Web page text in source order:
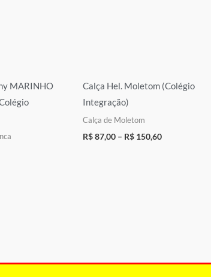
MARINHO
Calça Hel. Moletom (Colégio
Integração)
Calça de Moletom
R$87,00– R$150,60